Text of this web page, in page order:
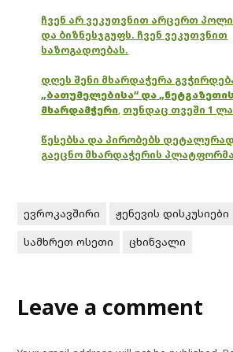
ჩვენ არ ვეკუთვნით არცერთ
და ბიზნესჯგუფს. ჩვენ ვეკუთვნით
საზოგადოებას.
დღეს შენი მხარდაჭერა
„ბათუმელებისა“ და
მხარდამჭერი, თუნდაც თვეში 1
წესებსა და პირობებს
გაეცნო მხარდაჭერის
ევროკავშირი
ჟენევის დისკუსიები
სამხრეთ ოსეთი
ცხინვალი
Leave a comment